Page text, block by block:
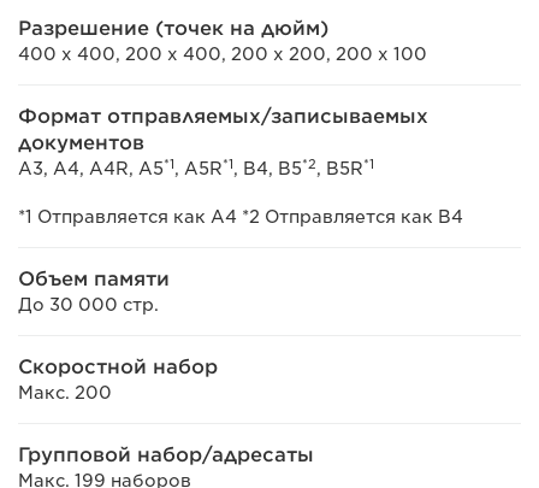
Разрешение (точек на дюйм)
400 x 400, 200 x 400, 200 x 200, 200 x 100
Формат отправляемых/записываемых
документов
A3, A4, A4R, A5*1, A5R*1, B4, B5*2, B5R*1
*1 Отправляется как A4 *2 Отправляется как B4
Объем памяти
До 30 000 стр.
Скоростной набор
Макс. 200
Групповой набор/адресаты
Макс. 199 наборов